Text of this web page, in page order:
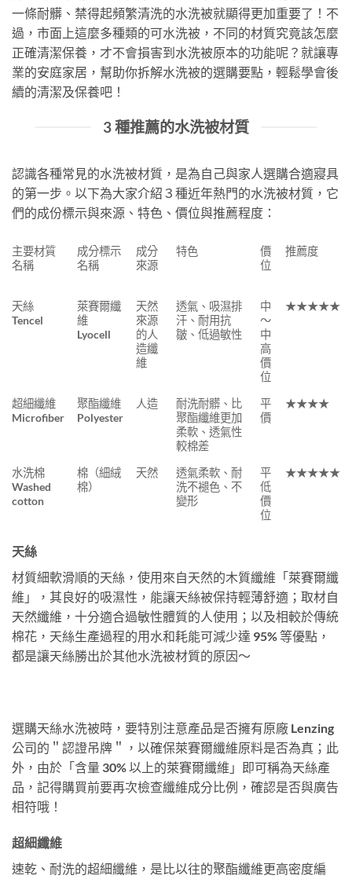
一條耐髒、禁得起頻繁清洗的水洗被就顯得更加重要了！不
過，市面上這麼多種類的可水洗被，不同的材質究竟該怎麼
正確清潔保養，才不會損害到水洗被原本的功能呢？就讓專
業的安庭家居，幫助你拆解水洗被的選購要點，輕鬆學會後
續的清潔及保養吧！
3 種推薦的水洗被材質
認識各種常見的水洗被材質，是為自己與家人選購合適寢具
的第一步。以下為大家介紹３種近年熱門的水洗被材質，它
們的成份標示與來源、特色、價位與推薦程度：
主要材質
名稱
成分標示
名稱
成分
來源
特色
價
位
推薦度
天絲
Tencel
萊賽爾纖
維
Lyocell
天然
來源
的人
造纖
維
透氣、吸濕排
汗、耐用抗
皺、低過敏性
中
～
中
高
價
位
★★★★★
超細纖維
Microfiber
聚酯纖維
Polyester
人造
耐洗耐髒、比
聚酯纖維更加
柔軟、透氣性
較棉差
平
價
★★★★
水洗棉
Washed
cotton
棉（細絨
棉）
天然
透氣柔軟、耐
洗不褪色、不
變形
平
低
價
位
★★★★★
天絲
材質細軟滑順的天絲，使用來自天然的木質纖維「萊賽爾纖
維」，其良好的吸濕性，能讓天絲被保持輕薄舒適；取材自
天然纖維，十分適合過敏性體質的人使用；以及相較於傳統
棉花，天絲生產過程的用水和耗能可減少達 95% 等優點，
都是讓天絲勝出於其他水洗被材質的原因～
選購天絲水洗被時，要特別注意產品是否擁有原廠 Lenzing
公司的＂認證吊牌＂，以確保萊賽爾纖維原料是否為真；此
外，由於「含量 30% 以上的萊賽爾纖維」即可稱為天絲產
品，記得購買前要再次檢查纖維成分比例，確認是否與廣告
相符哦！
超細纖維
速乾、耐洗的超細纖維，是比以往的聚酯纖維更高密度編